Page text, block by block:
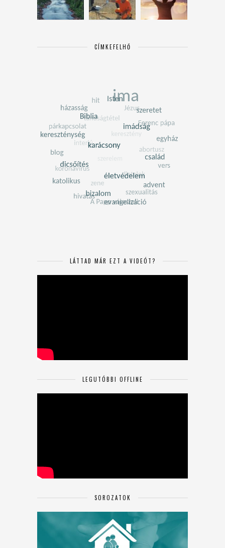
CÍMKEFELHŐ
LÁTTAD MÁR EZT A VIDEÓT?
LEGUTÓBBI OFFLINE
SOROZATOK